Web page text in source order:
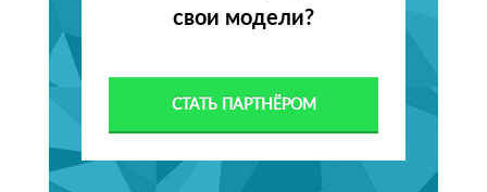
свои модели?
СТАТЬ ПАРТНЁРОМ